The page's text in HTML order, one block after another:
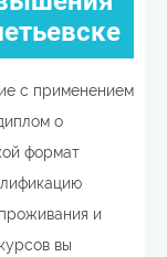
с применением
о
формат
и
вы